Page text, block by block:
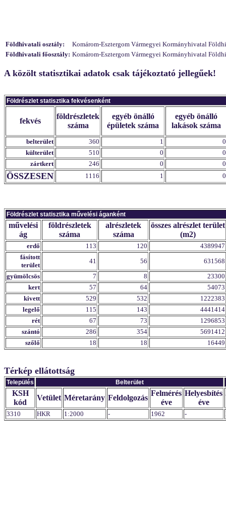
Földhivatali osztály:
Komárom-Esztergom Vármegyei Kormányhivatal
Földhivatali főosztály: Komárom-Esztergom Vármegyei Kormányhivatal
A közölt statisztikai adatok csak tájékoztató jellegűek!
Földrészlet statisztika fekvésenként
fekvés
földrészletek
száma
egyéb önálló
épületek száma
egyéb önálló
lakások száma
belterület 360 1
0
külterület
510 0
0
zártkert
246 0 0
ÖSSZESEN 1116 1 0
Földrészlet statisztika művelési áganként
művelési
ág
földrészletek
száma
alrészletek
száma
összes alrészlet terület
(m2)
erdő 113 120
4389947
fásított
terület
41 56
631568
gyümölcsös
7 8
23300
kert
57 64
54073
kivett
529 532
1222383
legelő
115 143
4441414
rét
67 73
1296853
szántó
286 354
5691412
szőlő
18 18 16449
Térkép ellátottság
Település Belterület
KSH
kód
Vetület Méretarány Feldolgozás
Felmérés
éve
Helyesbítés
éve
3310 HKR 1:2000 - 1962 -